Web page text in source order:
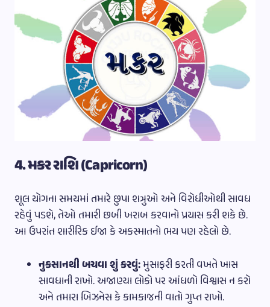
4. મકર રાશિ (Capricorn)
શૂલ યોગના સમયમાં તમારે છુપા શત્રુઓ અને વિરોધીઓથી સાવધ
રહેવું પડશે, તેઓ તમારી છબી ખરાબ કરવાનો પ્રયાસ કરી શકે છે.
આ ઉપરાંત શારીરિક ઈજા કે અકસ્માતનો ભય પણ રહેલો છે.
નુકસાનથી બચવા શું કરવું:મુસાફરી કરતી વખતે ખાસ
સાવધાની રાખો. અજાણ્યા લોકો પર આંધળો વિશ્વાસ ન કરો
અને તમારા બિઝનેસ કે કામકાજની વાતો ગુપ્ત રાખો.